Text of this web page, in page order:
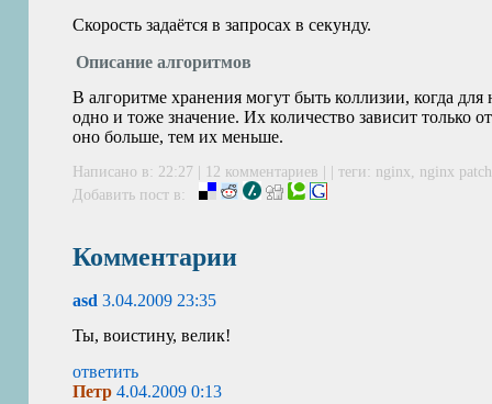
Скорость задаётся в запросах в секунду.
Описание алгоритмов
В алгоритме хранения могут быть коллизии, когда
одно и тоже значение. Их количество зависит только
оно больше, тем их меньше.
Написано в: 22:27 | 12 комментариев | | теги: nginx, nginx
Добавить пост в:
Комментарии
asd 3.04.2009 23:35
Ты, воистину, велик!
ответить
Петр4.04.2009 0:13